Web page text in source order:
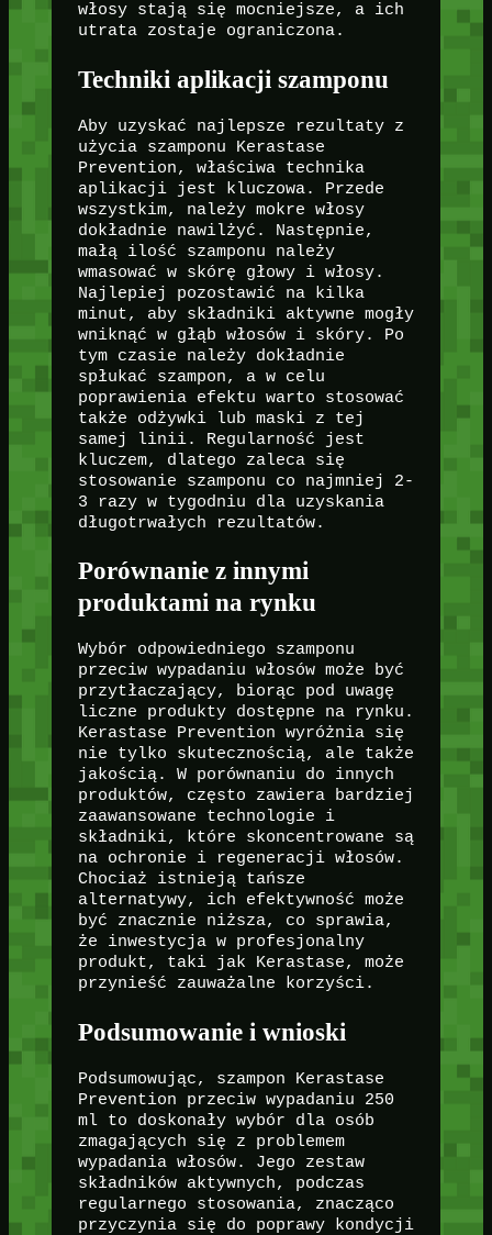
włosy stają się mocniejsze, a ich
utrata zostaje ograniczona.
Techniki aplikacji szamponu
Aby uzyskać najlepsze rezultaty z
użycia szamponu Kerastase
Prevention, właściwa technika
aplikacji jest kluczowa. Przede
wszystkim, należy mokre włosy
dokładnie nawilżyć. Następnie,
małą ilość szamponu należy
wmasować w skórę głowy i włosy.
Najlepiej pozostawić na kilka
minut, aby składniki aktywne mogły
wniknąć w głąb włosów i skóry. Po
tym czasie należy dokładnie
spłukać szampon, a w celu
poprawienia efektu warto stosować
także odżywki lub maski z tej
samej linii. Regularność jest
kluczem, dlatego zaleca się
stosowanie szamponu co najmniej 2-
3 razy w tygodniu dla uzyskania
długotrwałych rezultatów.
Porównanie z innymi
produktami na rynku
Wybór odpowiedniego szamponu
przeciw wypadaniu włosów może być
przytłaczający, biorąc pod uwagę
liczne produkty dostępne na rynku.
Kerastase Prevention wyróżnia się
nie tylko skutecznością, ale także
jakością. W porównaniu do innych
produktów, często zawiera bardziej
zaawansowane technologie i
składniki, które skoncentrowane są
na ochronie i regeneracji włosów.
Chociaż istnieją tańsze
alternatywy, ich efektywność może
być znacznie niższa, co sprawia,
że inwestycja w profesjonalny
produkt, taki jak Kerastase, może
przynieść zauważalne korzyści.
Podsumowanie i wnioski
Podsumowując, szampon Kerastase
Prevention przeciw wypadaniu 250
ml to doskonały wybór dla osób
zmagających się z problemem
wypadania włosów. Jego zestaw
składników aktywnych, podczas
regularnego stosowania, znacząco
przyczynia się do poprawy kondycji